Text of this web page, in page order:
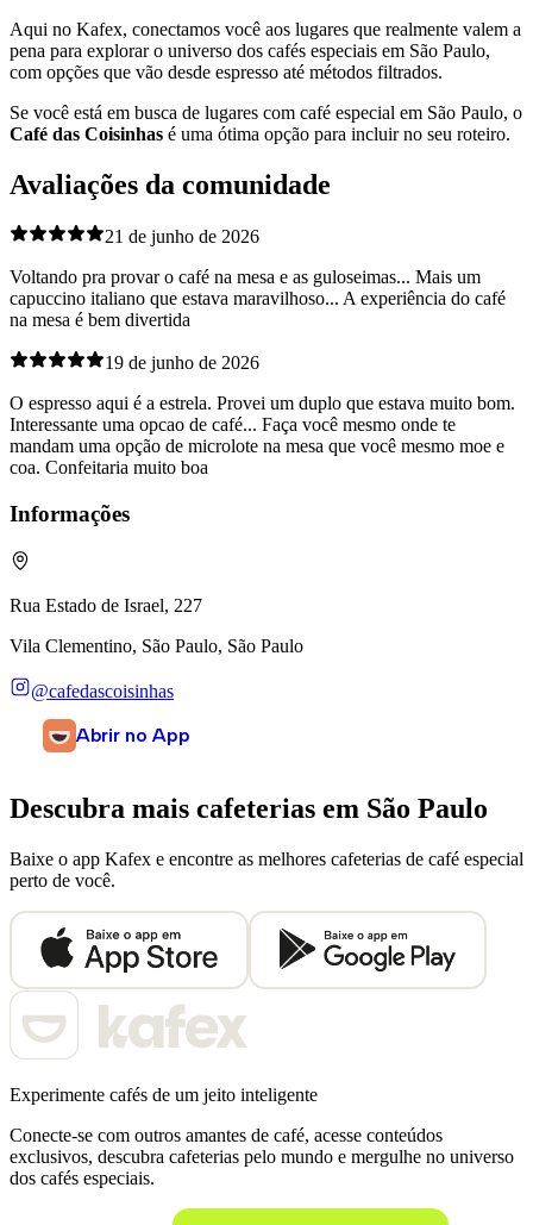
Aqui no Kafex, conectamos você aos lugares que realmente valem a
pena para explorar o universo dos cafés especiais em São Paulo,
com opções que vão desde espresso até métodos filtrados.
Se você está em busca de lugares com café especial em São Paulo, o
Café das Coisinhas é uma ótima opção para incluir no seu roteiro.
Avaliações da comunidade
21 de junho de 2026
Voltando pra provar o café na mesa e as guloseimas... Mais um
capuccino italiano que estava maravilhoso... A experiência do café
na mesa é bem divertida
19 de junho de 2026
O espresso aqui é a estrela. Provei um duplo que estava muito bom.
Interessante uma opcao de café... Faça você mesmo onde te
mandam uma opção de microlote na mesa que você mesmo moe e
coa. Confeitaria muito boa
Informações
Rua Estado de Israel, 227
Vila Clementino, São Paulo, São Paulo
@cafedascoisinhas
Abrir no App
Descubra mais cafeterias em São Paulo
Baixe o app Kafex e encontre as melhores cafeterias de café especial
perto de você.
Experimente cafés de um jeito inteligente
Conecte-se com outros amantes de café, acesse conteúdos
exclusivos, descubra cafeterias pelo mundo e mergulhe no universo
dos cafés especiais.